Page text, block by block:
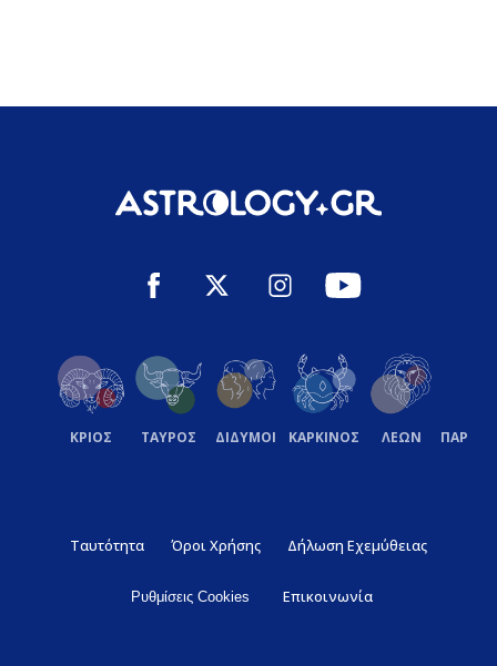
ΚΡΙΟΣ ΤΑΥΡΟΣ ΔΙΔΥΜΟΙ ΚΑΡΚΙΝΟΣ ΛΕΩΝ
Ταυτότητα Όροι Χρήσης Δήλωση Εχεμύθειας
Ρυθμίσεις Cookies Επικοινωνία